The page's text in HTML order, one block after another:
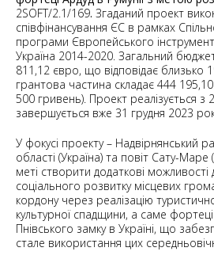
2SOFT/2.1/169. Згаданий проект
співфінансування ЄС в рамках
програми Європейського
Україна 2014-2020. Загальний
811,12 євро, що відповідає близько
грантова частина складає 444
500 гривень). Проект реалізується з
завершується вже 31 грудня 2023
У фокусі проекту – Надвірнянський
області (Україна) та повіт Сату-
меті створити додаткові
соціального розвитку місцевих
кордону через реалізацію
культурної спадщини, а саме фортеці
Пнівського замку в Україні, що
стале використання цих